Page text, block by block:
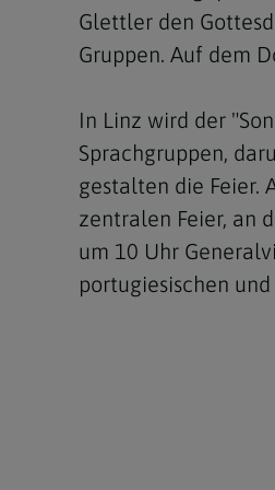
Glettler den
Gruppen. Auf dem
In Linz wird der
Sprachgruppen,
gestalten die Feier.
zentralen Feier, an
um 10 Uhr
portugiesischen